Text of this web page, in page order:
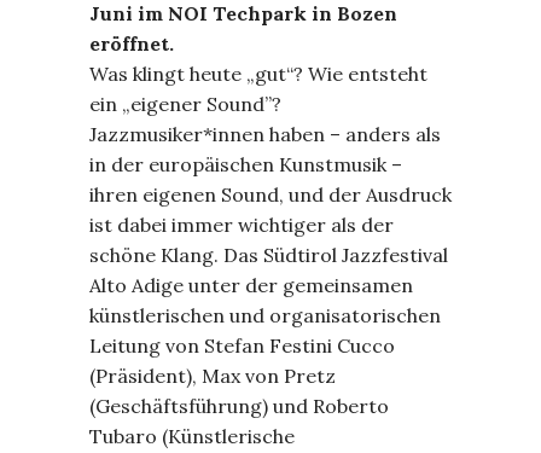
Juni im NOI Techpark in Bozen
eröffnet.
Was klingt heute „gut“? Wie entsteht
ein „eigener Sound”?
Jazzmusiker*innen haben – anders als
in der europäischen Kunstmusik –
ihren eigenen Sound, und der Ausdruck
ist dabei immer wichtiger als der
schöne Klang. Das Südtirol Jazzfestival
Alto Adige unter der gemeinsamen
künstlerischen und organisatorischen
Leitung von Stefan Festini Cucco
(Präsident), Max von Pretz
(Geschäftsführung) und Roberto
Tubaro (Künstlerische